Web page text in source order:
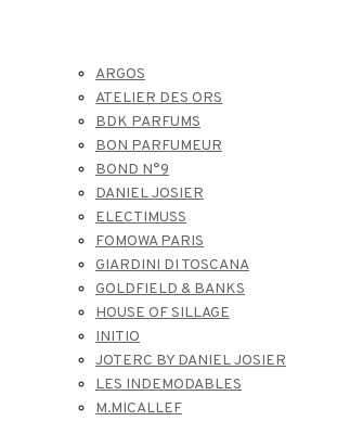
ARGOS
ATELIER DES ORS
BDK PARFUMS
BON PARFUMEUR
BOND N°9
DANIEL JOSIER
ELECTIMUSS
FOMOWA PARIS
GIARDINI DI TOSCANA
GOLDFIELD & BANKS
HOUSE OF SILLAGE
INITIO
JOTERC BY DANIEL JOSIER
LES INDEMODABLES
M.MICALLEF